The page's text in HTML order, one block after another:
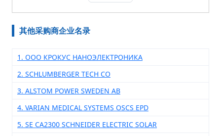
其他采购商企业名录
1. ООО КРОКУС НАНОЭЛЕКТРОНИКА
2. SCHLUMBERGER TECH CO
3. ALSTOM POWER SWEDEN AB
4. VARIAN MEDICAL SYSTEMS OSCS EPD
5. SE CA2300 SCHNEIDER ELECTRIC SOLAR